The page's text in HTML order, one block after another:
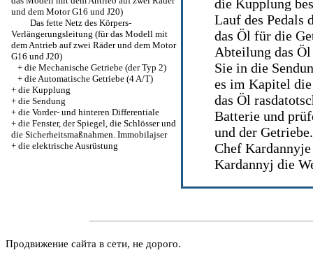
und dem Motor G16 und J20)
Das fette Netz des Körpers-
Verlängerungsleitung (für das Modell mit
dem Antrieb auf zwei Räder und dem Motor
G16 und J20)
+ die Mechanische Getriebe (der Typ 2)
+ die Automatische Getriebe (4 A/T)
+ die Kupplung
+ die Sendung
+ die Vorder- und hinteren Differentiale
+ die Fenster, der Spiegel, die Schlösser und
die Sicherheitsmaßnahmen. Immobilajser
+ die elektrische Ausrüstung
die Kupplung
Lauf des Pedals
das Öl für die
Abteilung das
Sie in die
es im Kapitel
das Öl
Batterie und
und der
Chef
Kardannyj die
Продвижение сайта в сети, не дорого.